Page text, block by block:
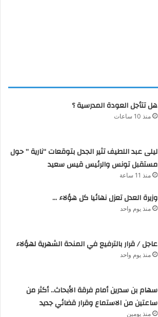
هل تتأجل العودة المدرسية ؟
منذ 10 ساعات
ليلى عبد اللطيف تثير الجدل بتوقعات “نارية ” حول
مستقبل تونس والرئيس قيس سعيد
منذ 11 ساعة
وزيرة العدل تعزل نهائيا كل هؤلاء …
منذ يوم واحد
عاجل / قرار بالترفيع في المنحة الشهرية لهؤلاء
منذ يوم واحد
سهام بن سدرين أمام فرقة الأبحاث.. أكثر من
ساعتين من الاستماع وقرار قضائي جديد
منذ يومين